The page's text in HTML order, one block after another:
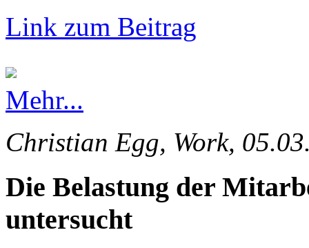
Link zum Beitrag
Mehr...
Christian Egg, Work,
Die Belastung der
untersucht